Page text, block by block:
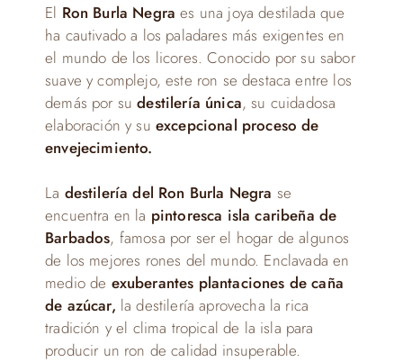
El Ron Burla Negra es una joya destilada que
ha cautivado a los paladares más exigentes en
el mundo de los licores. Conocido por su sabor
suave y complejo, este ron se destaca entre los
demás por sudestilería única, su cuidadosa
elaboración y su excepcional proceso de
envejecimiento.
La destilería del Ron Burla Negra se
encuentra en la pintoresca isla caribeña de
Barbados, famosa por ser el hogar de algunos
de los mejores rones del mundo. Enclavada en
medio de exuberantes plantaciones de caña
de azúcar, la destilería aprovecha la rica
tradición y el clima tropical de la isla para
producir un ron de calidad insuperable.